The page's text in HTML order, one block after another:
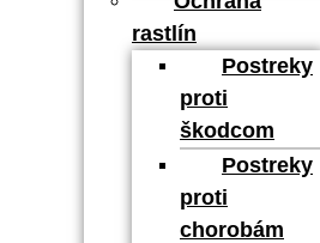
rastlín
Postreky
proti
škodcom
Postreky
proti
chorobám
Pridať do košíka
Rýchlospojka
na hadicu 1/2″
Pridať do košíka